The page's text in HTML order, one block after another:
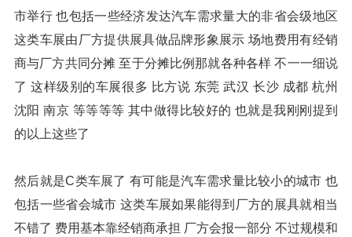
市举行 也包括一些经济发达汽车需求量大的非省会级地区
这类车展由厂方提供展具做品牌形象展示 场地费用有经销
商与厂方共同分摊 至于分摊比例那就各种各样 不一一细说
了 这样级别的车展很多 比方说 东莞 武汉 长沙 成都 杭州
沈阳 南京 等等等等 其中做得比较好的 也就是我刚刚提到
的以上这些了
然后就是C类车展了 有可能是汽车需求量比较小的城市 也
包括一些省会城市 这类车展如果能得到厂方的展具就相当
不错了 费用基本靠经销商承担 厂方会报一部分 不过规模和